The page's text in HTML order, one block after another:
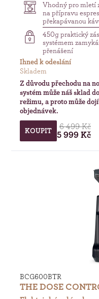
Vhodný pro mletí
na přípravu
překapávanou
450g praktický
systémem
přenášení
Ihned k odeslání
Skladem
Z důvodu přechodu na
systém může náš sklad
režimu, a proto může
objednávek.
6 499 Kč
5 999 Kč
KOUPIT
BCG600BTR
THE DOSE